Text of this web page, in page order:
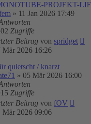
PROJEKT-
» 11 Jan 2026 17:49
Zugriffe
Beitrag von spridget
Mär 2026 16:26
quietscht / knarzt
» 05 Mär 2026 16:00
Zugriffe
Beitrag von fOV
Mär 2026 09:06